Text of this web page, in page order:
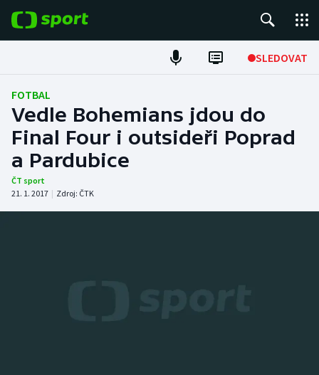
SLEDOVAT
Fotbal
Hokej
Tenis
Atletika
FOTBAL
Vedle Bohemians jdou do
Final Four i outsideři Poprad
a Pardubice
ČT sport
21. 1. 2017 | Zdroj: ČTK